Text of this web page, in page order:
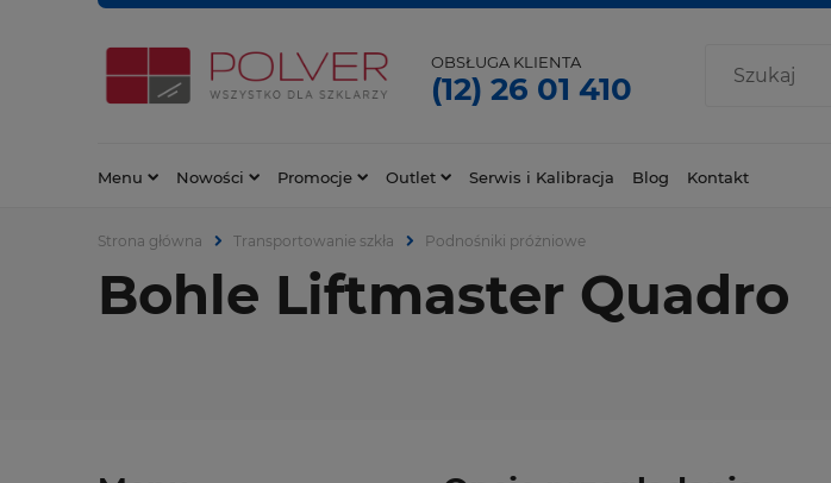
OBSŁUGA KLIENTA
(12) 26 01 410
Menu Nowości Promocje Outlet Serwis i Kalibracja Blog Kontakt
Strona główna Transportowanie szkła Podnośniki próżniowe
Bohle Liftmaster Quadro